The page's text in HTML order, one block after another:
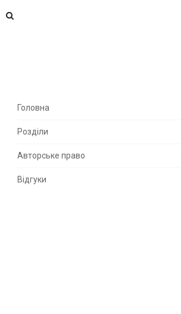
S
e
S
Головна
Розділи
Авторське право
Відгуки